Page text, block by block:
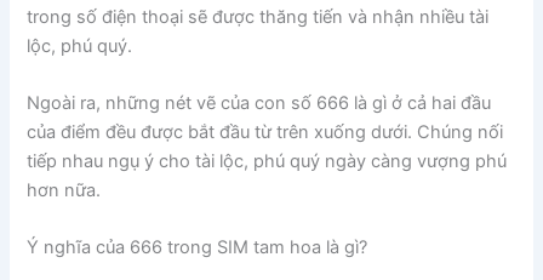
trong số điện thoại sẽ được thăng tiến và nhận nhiều tài
lộc, phú quý.
Ngoài ra, những nét vẽ của con số 666 là gì ở cả hai đầu
của điểm đều được bắt đầu từ trên xuống dưới. Chúng nối
tiếp nhau ngụ ý cho tài lộc, phú quý ngày càng vượng phú
hơn nữa.
Ý nghĩa của 666 trong SIM tam hoa là gì?